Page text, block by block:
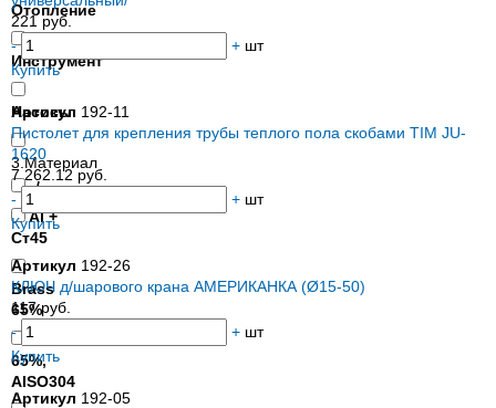
Отопление
Инструмент
Насосы
3.Материал
-/-
Al +
Ст45
Brass
65%
Brass
65%,
AISO304
221 руб.
-
+ шт
Купить
Артикул 192-11
Пистолет для крепления трубы теплого пола скобами TIM JU-
1620
7 262.12 руб.
-
+ шт
Купить
Артикул 192-26
КЛЮЧ д/шарового крана АМЕРИКАНКА (Ø15-50)
117 руб.
-
+ шт
Купить
Артикул 192-05